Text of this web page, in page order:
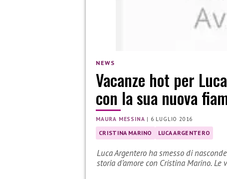
NEWS
Vacanze hot per
con la sua nuova
MAURA MESSINA | 6 LUGLIO 2016
CRISTINA MARINO LUCA ARGENTERO
Luca Argentero ha smesso di
storia d’amore con Cristina Marino. Le